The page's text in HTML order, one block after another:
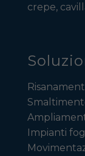
crepe,
Impianti